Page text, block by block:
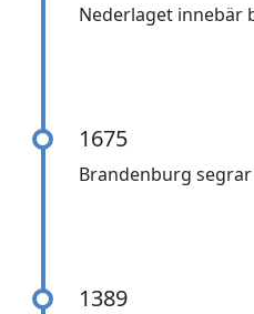
Nederlaget innebär
1675
Brandenburg
1389